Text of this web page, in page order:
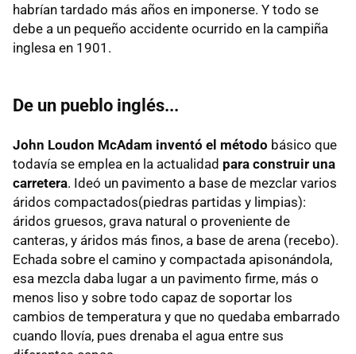
habrían tardado más años en imponerse. Y todo se
debe a un pequeño accidente ocurrido en la campiña
inglesa en 1901.
De un pueblo inglés...
John Loudon McAdam inventó el método básico que
todavía se emplea en la actualidad para construir una
carretera. Ideó un pavimento a base de mezclar varios
áridos compactados(piedras partidas y limpias):
áridos gruesos, grava natural o proveniente de
canteras, y áridos más finos, a base de arena (recebo).
Echada sobre el camino y compactada apisonándola,
esa mezcla daba lugar a un pavimento firme, más o
menos liso y sobre todo capaz de soportar los
cambios de temperatura y que no quedaba embarrado
cuando llovía, pues drenaba el agua entre sus